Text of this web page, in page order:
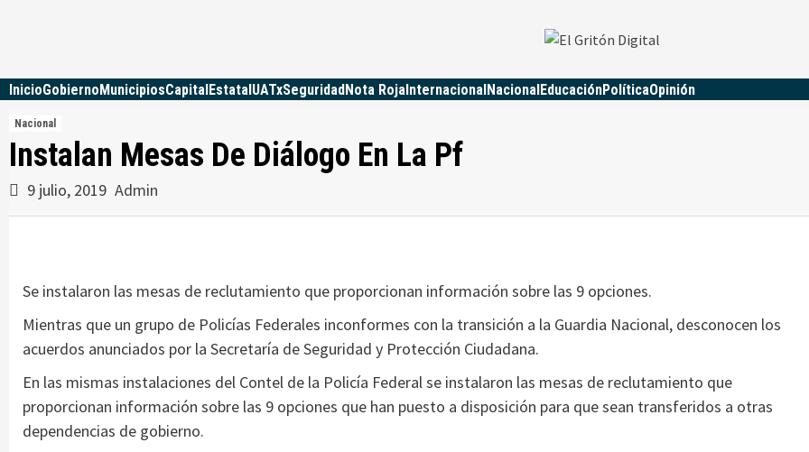
InicioGobiernoMunicipiosCapitalEstatalUATxSeguridadNota RojaInternacionalNacionalEducaciónPolíticaOpinión
Nacional
Instalan Mesas De Diálogo En La Pf
9 julio, 2019 Admin
Se instalaron las mesas de reclutamiento que proporcionan información sobre las 9 opciones.
Mientras que un grupo de Policías Federales inconformes con la transición a la Guardia Nacional, desconocen los
acuerdos anunciados por la Secretaría de Seguridad y Protección Ciudadana.
En las mismas instalaciones del Contel de la Policía Federal se instalaron las mesas de reclutamiento que
proporcionan información sobre las 9 opciones que han puesto a disposición para que sean transferidos a otras
dependencias de gobierno.